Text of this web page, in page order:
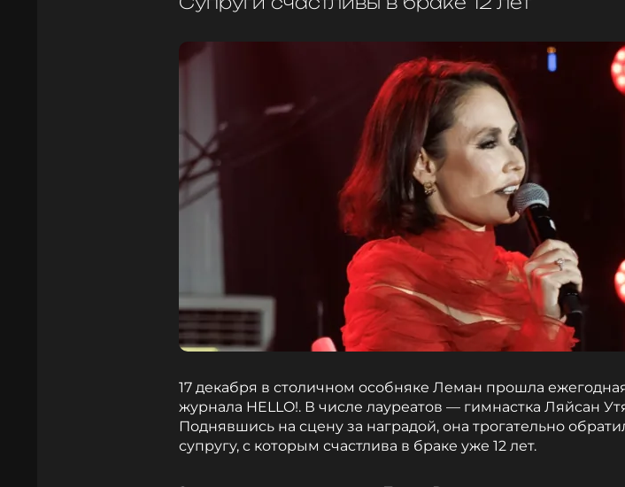
17 декабря в столичном особняке Леман прошла
журнала HELLO!. В числе лауреатов — гимнастка Ляйсан
Поднявшись на сцену за наградой, она трогательно
супругу, с которым счастлива в браке уже 12 лет.